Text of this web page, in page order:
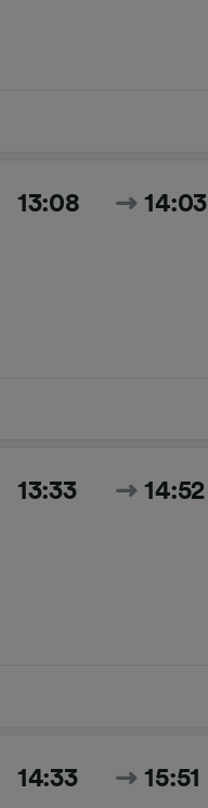
13:08 14:03
13:33 14:52
14:33 15:51